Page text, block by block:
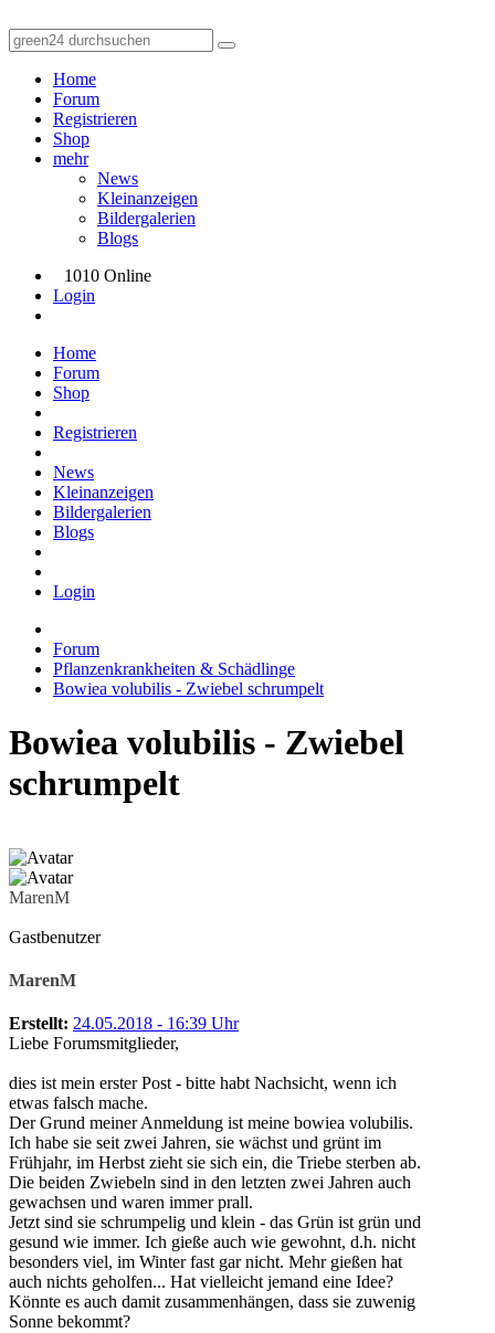
Home
Forum
Registrieren
Shop
mehr
News
Kleinanzeigen
Bildergalerien
Blogs
1010 Online
Login
Home
Forum
Shop
Registrieren
News
Kleinanzeigen
Bildergalerien
Blogs
Login
Forum
Pflanzenkrankheiten & Schädlinge
Bowiea volubilis - Zwiebel schrumpelt
Bowiea volubilis - Zwiebel
schrumpelt
MarenM
Gastbenutzer
MarenM
Erstellt: 24.05.2018 - 16:39 Uhr
Liebe Forumsmitglieder,
dies ist mein erster Post - bitte habt Nachsicht, wenn ich
etwas falsch mache.
Der Grund meiner Anmeldung ist meine bowiea volubilis.
Ich habe sie seit zwei Jahren, sie wächst und grünt im
Frühjahr, im Herbst zieht sie sich ein, die Triebe sterben ab.
Die beiden Zwiebeln sind in den letzten zwei Jahren auch
gewachsen und waren immer prall.
Jetzt sind sie schrumpelig und klein - das Grün ist grün und
gesund wie immer. Ich gieße auch wie gewohnt, d.h. nicht
besonders viel, im Winter fast gar nicht. Mehr gießen hat
auch nichts geholfen... Hat vielleicht jemand eine Idee?
Könnte es auch damit zusammenhängen, dass sie zuwenig
Sonne bekommt?